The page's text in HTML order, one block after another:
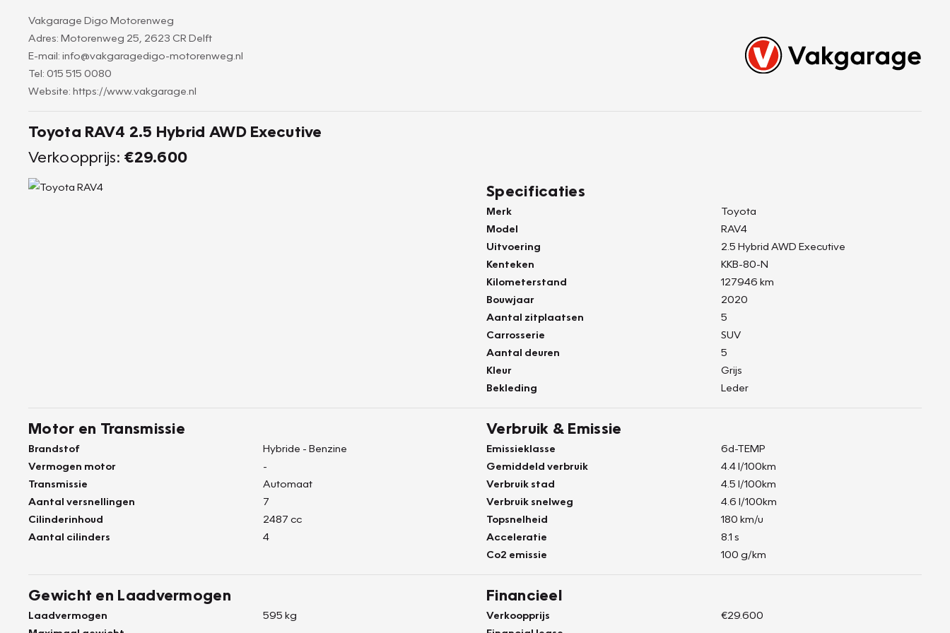
Vakgarage Digo Motorenweg
Adres: Motorenweg 25, 2623 CR Delft
E-mail: info@vakgaragedigo-motorenweg.nl
Tel: 015 515 0080
Website: https://www.vakgarage.nl
Toyota RAV4 2.5 Hybrid AWD Executive
Verkoopprijs: €29.600
Specificaties
Merk
Toyota
Model
RAV4
Uitvoering
2.5 Hybrid AWD Executive
Kenteken
KKB-80-N
Kilometerstand
127946 km
Bouwjaar
2020
Aantal zitplaatsen
5
Carrosserie
SUV
Aantal deuren
5
Kleur
Grijs
Bekleding
Leder
Motor en Transmissie
Brandstof
Hybride - Benzine
Vermogen motor
-
Transmissie
Automaat
Aantal versnellingen
7
Cilinderinhoud
2487 cc
Aantal cilinders
4
Verbruik & Emissie
Emissieklasse
6d-TEMP
Gemiddeld verbruik
4.4 l/100km
Verbruik stad
4.5 l/100km
Verbruik snelweg
4.6 l/100km
Topsnelheid
180 km/u
Acceleratie
8.1 s
Co2 emissie
100 g/km
Gewicht en Laadvermogen
Laadvermogen
595 kg
Financieel
Verkoopprijs
€29.600